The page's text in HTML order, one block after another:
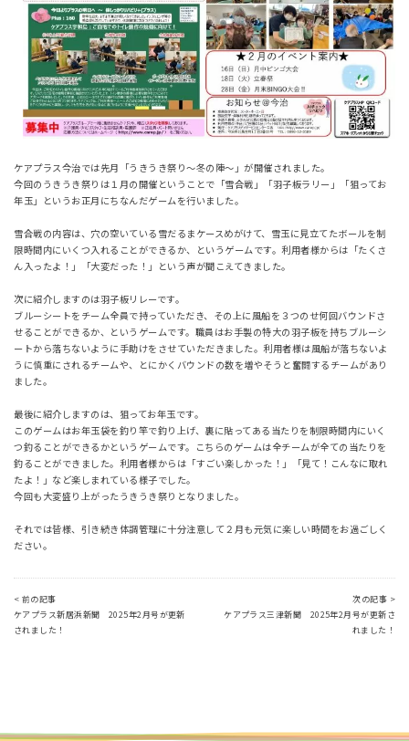
ケアプラス今治では先月「うきうき祭り～冬の陣～」が開催されました。
今回のうきうき祭りは１月の開催ということで「雪合戦」「羽子板ラリー」「狙ってお
年玉」というお正月にちなんだゲームを行いました。
雪合戦の内容は、穴の空いている雪だるまケースめがけて、雪玉に見立てたボールを制
限時間内にいくつ入れることができるか、というゲームです。利用者様からは「たくさ
ん入ったよ！」「大変だった！」という声が聞こえてきました。
次に紹介しますのは羽子板リレーです。
ブルーシートをチーム全員で持っていただき、その上に風船を３つのせ何回バウンドさ
せることができるか、というゲームです。職員はお手製の特大の羽子板を持ちブルーシ
ートから落ちないように手助けをさせていただきました。利用者様は風船が落ちないよ
うに慎重にされるチームや、とにかくバウンドの数を増やそうと奮闘するチームがあり
ました。
最後に紹介しますのは、狙ってお年玉です。
このゲームはお年玉袋を釣り竿で釣り上げ、裏に貼ってある当たりを制限時間内にいく
つ釣ることができるかというゲームです。こちらのゲームは全チームが全ての当たりを
釣ることができました。利用者様からは「すごい楽しかった！」「見て！こんなに取れ
たよ！」など楽しまれている様子でした。
今回も大変盛り上がったうきうき祭りとなりました。
それでは皆様、引き続き体調管理に十分注意して２月も元気に楽しい時間をお過ごしく
ださい。
< 前の記事
ケアプラス新居浜新聞 2025年2月号が更新
されました！
次の記事 >
ケアプラス三津新聞 2025年2月号が更新さ
れました！